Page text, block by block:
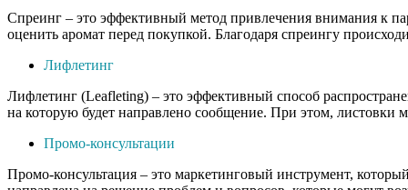
Спреинг – это эффективный метод привлечения внимания к
оценить аромат перед покупкой. Благодаря спреингу
Лифлетинг
Лифлетинг (Leafleting) – это эффективный способ
на которую будет направлено сообщение. При этом, листовки
Промо-консультации
Промо-консультация – это маркетинговый инструмент,